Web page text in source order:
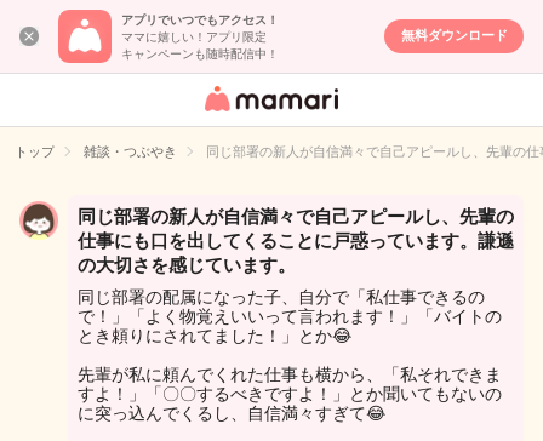
アプリでいつでもアクセス！
ママに嬉しい！アプリ限定
キャンペーンも随時配信中！
無料ダウンロード
女性専用匿名QA
イト
トップ 雑談・つぶやき 同じ部署の新人が自信満々で自己アピールし、先輩の
同じ部署の新人が自信満々で自己アピールし、先輩の
仕事にも口を出してくることに戸惑っています。謙遜
の大切さを感じています。
同じ部署の配属になった子、自分で「私仕事できるの
で！」「よく物覚えいいって言われます！」「バイトの
とき頼りにされてました！」とか😂
先輩が私に頼んでくれた仕事も横から、「私それできま
すよ！」「〇〇するべきですよ！」とか聞いてもないの
に突っ込んでくるし、自信満々すぎて😂